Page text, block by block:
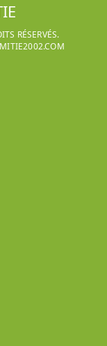
RÉSERVÉS.